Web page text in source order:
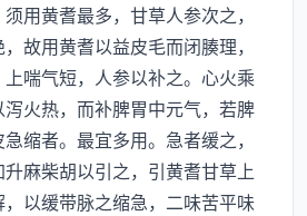
用黄耆最多，甘草人参次之，
故用黄耆以益皮毛而闭腠理，
喘气短，人参以补之。心火乘
火热，而补脾胃中元气，若脾
缩者。最宜多用。急者缓之，
麻柴胡以引之，引黄耆甘草上
以缓带脉之缩急，二味苦平味